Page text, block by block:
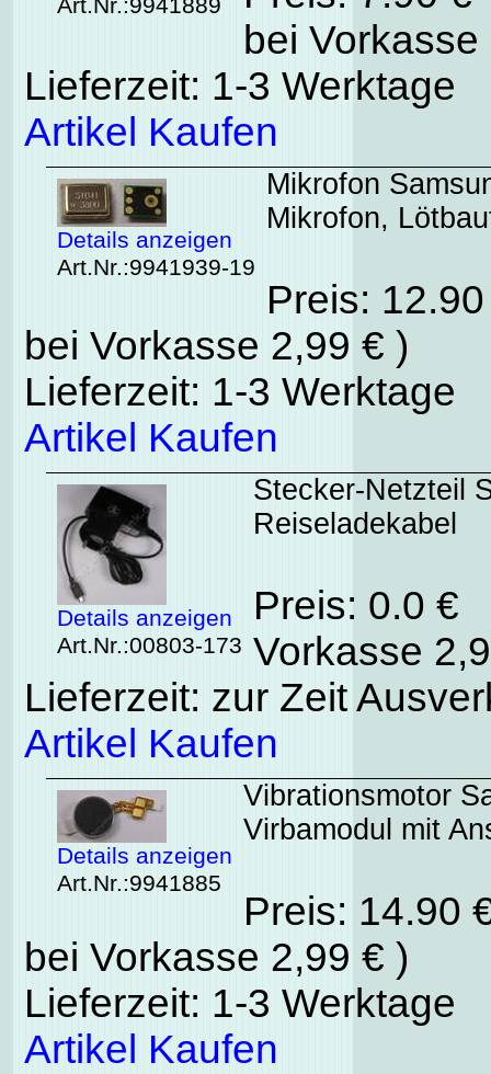
Art.Nr.:9941889
bei
Lieferzeit: 1-3 Werktage
Artikel Kaufen
Details anzeigen
Art.Nr.:9941939-19
Mikrofon
Mikrofon,
Preis:
bei Vorkasse 2,99 € )
Lieferzeit: 1-3 Werktage
Artikel Kaufen
Details anzeigen
Art.Nr.:00803-173
Stecker-Netzteil
Reiseladekabel
Preis: 0.0 €
Vorkasse
Lieferzeit: zur Zeit
Artikel Kaufen
Details anzeigen
Art.Nr.:9941885
Vibrationsmotor
Virbamodul mit
Preis: 14.90
bei Vorkasse 2,99 € )
Lieferzeit: 1-3 Werktage
Artikel Kaufen